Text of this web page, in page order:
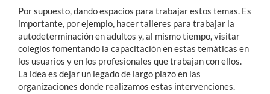
Por supuesto, dando espacios para trabajar estos temas. Es
importante, por ejemplo, hacer talleres para trabajar la
autodeterminación en adultos y, al mismo tiempo, visitar
colegios fomentando la capacitación en estas temáticas en
los usuarios y en los profesionales que trabajan con ellos.
La idea es dejar un legado de largo plazo en las
organizaciones donde realizamos estas intervenciones.